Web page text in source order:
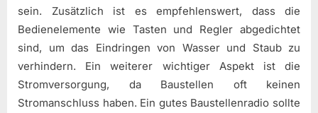
sein. Zusätzlich ist es empfehlenswert, dass die
Bedienelemente wie Tasten und Regler abgedichtet
sind, um das Eindringen von Wasser und Staub zu
verhindern. Ein weiterer wichtiger Aspekt ist die
Stromversorgung, da Baustellen oft keinen
Stromanschluss haben. Ein gutes Baustellenradio sollte